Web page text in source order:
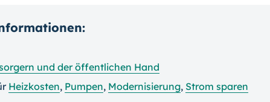
und der öffentlichen Hand
Heizkosten, Pumpen, Modernisierung, Strom sparen